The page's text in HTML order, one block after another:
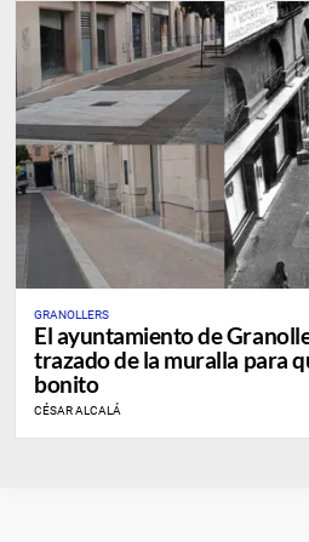
GRANOLLERS
El ayuntamiento de
trazado de la muralla para
bonito
CÉSAR ALCALÁ